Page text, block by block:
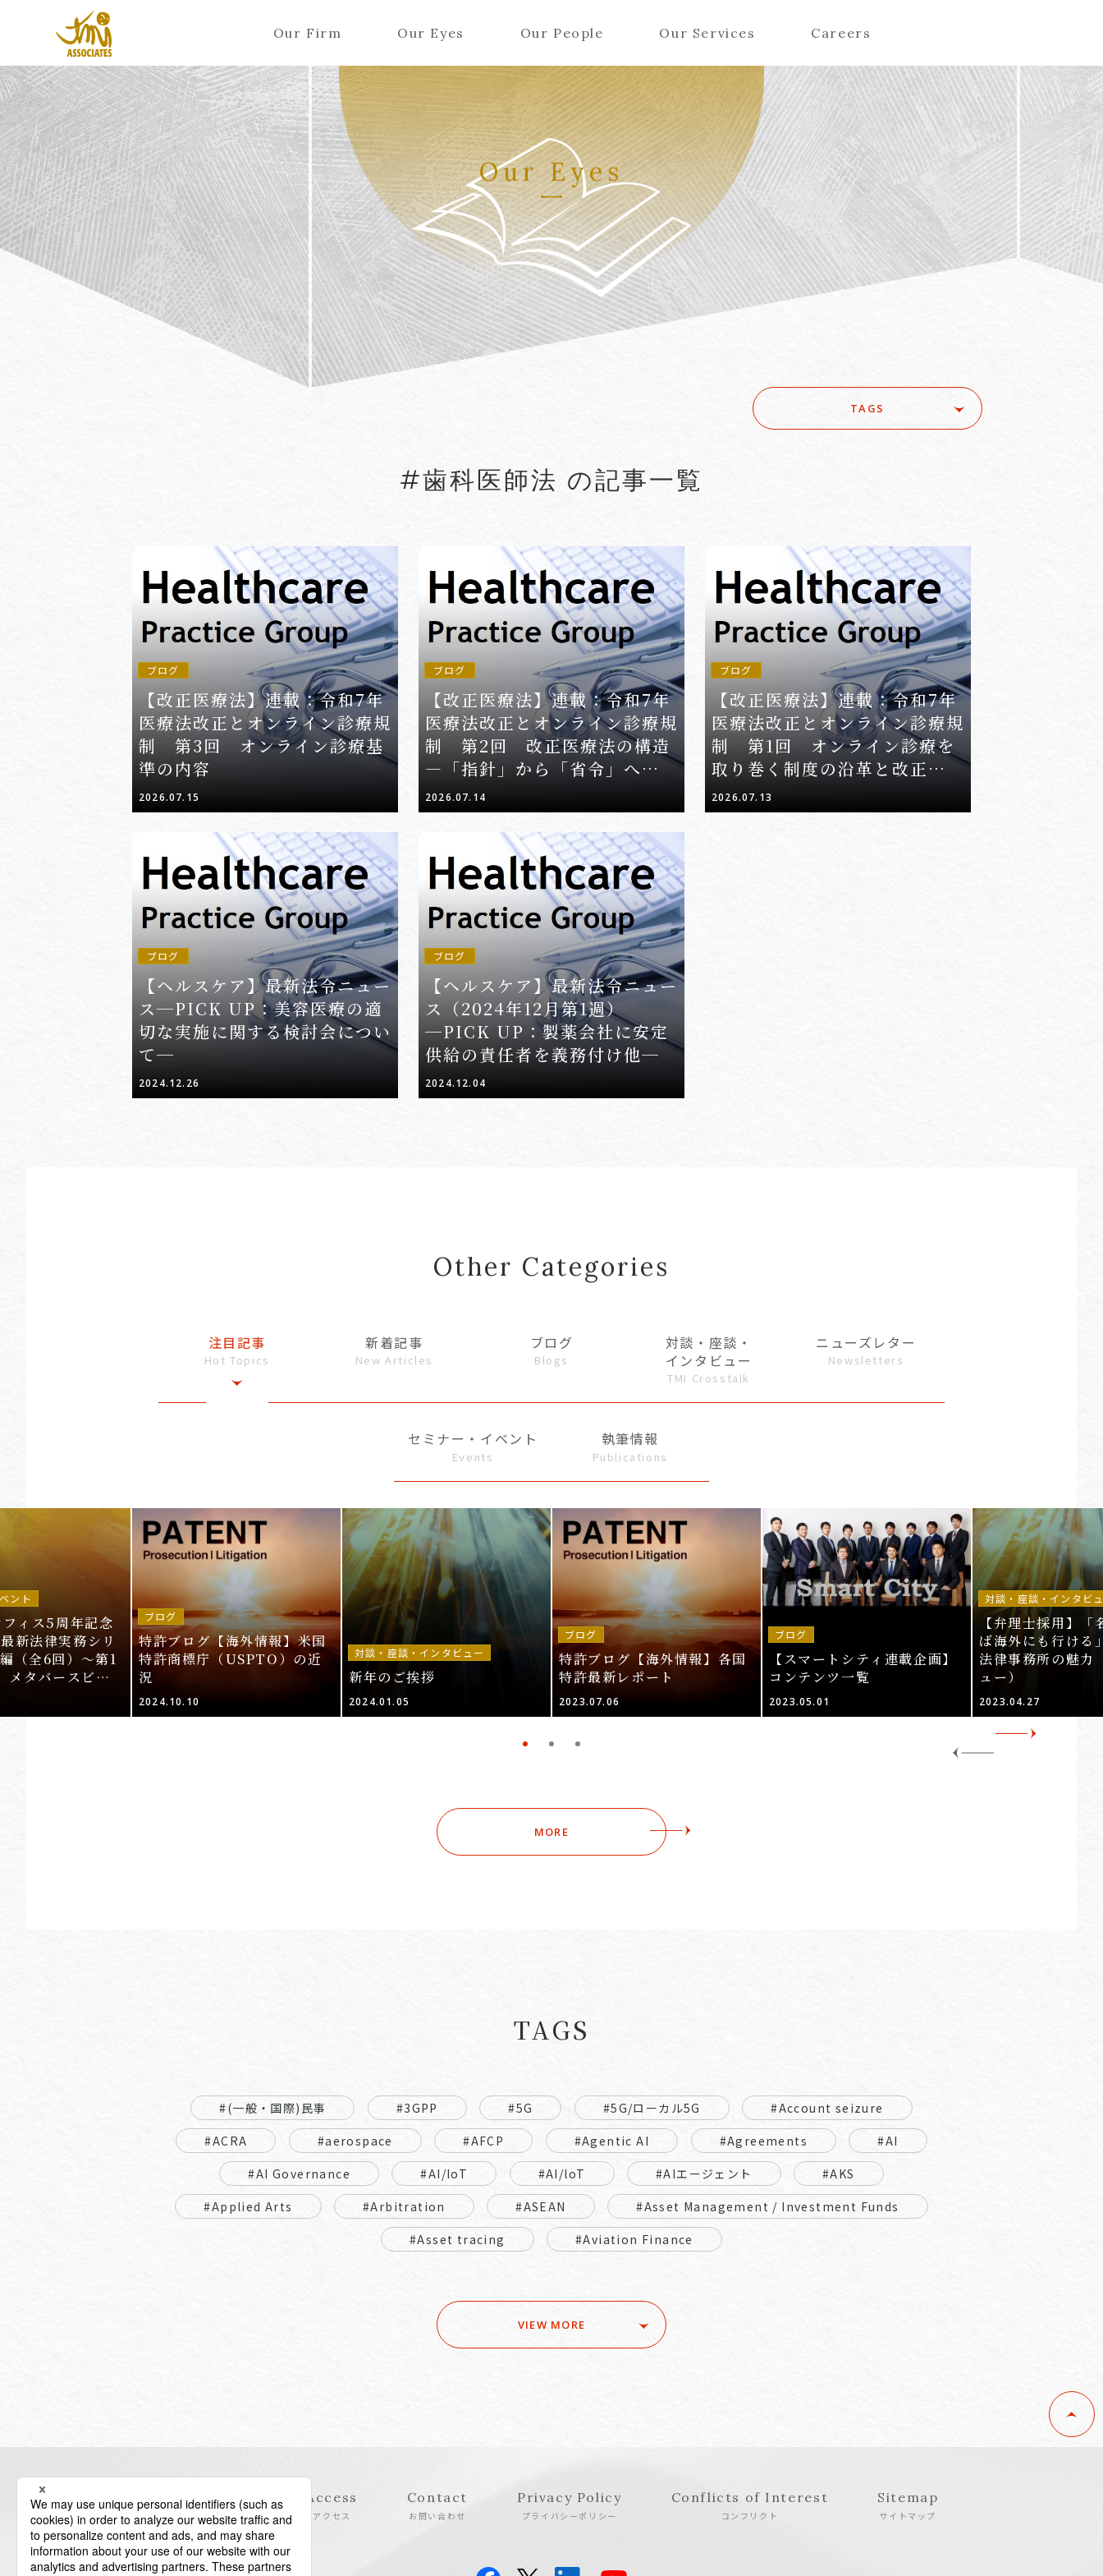
Our Firm Our Eyes Our People Our Services Careers
Our Eyes
TAGS
#Account seizure
#aerospace
#Applied Arts #Arbitration #ASEAN
VIEW MORE
#歯科医師法 の記事一覧
ブログ
【改正医療法】連載：令和7年
医療法改正とオンライン診療規
制 第3回 オンライン診療基
準の内容
2026.07.15
ブログ
【改正医療法】連載：令和7年
医療法改正とオンライン診療規
制 第2回 改正医療法の構造
―「指針」から「省令」へ、規
制の格上げ
2026.07.14
ブログ
【改正医療法】連載：令和7年
医療法改正とオンライン診療規
制 第1回 オンライン診療を
取り巻く制度の沿革と改正の経
緯
2026.07.13
ブログ
【ヘルスケア】最新法令ニュー
ス─PICK UP：美容医療の適
切な実施に関する検討会につい
て─
2024.12.26
ブログ
【ヘルスケア】最新法令ニュー
ス（2024年12月第1週）
─PICK UP：製薬会社に安定
供給の責任者を義務付け他─
2024.12.04
Other Categories
注目記事
Hot Topics
新着記事
New Articles
ブログ
Blogs
対談・座談・
インタビュー
TMI Crosstalk
ニューズレター
Newsletters
セミナー・イベント
Events
執筆情報
Publications
ント
ィス5周年記念
新法律実務シリ
（全6回）～第1
メタバースビジ
ブログ
特許ブログ【海外情報】米国
特許商標庁（USPTO）の近
況
2024.10.10
対談・座談・インタビュー
新年のご挨拶
2024.01.05
ブログ
特許ブログ【海外情報】各国
特許最新レポート
2023.07.06
ブログ
【スマートシティ連載企画】
コンテンツ一覧
2023.05.01
対談・座談・インタビ
【弁理士採用】「
ば海外にも行け
法律事務所の魅力
ュー）
2023.04.27
MORE
TAGS
#(一般・国際)民事 #3GPP #5G #5G/ローカル5G
#Account seizure
#ACRA
#aerospace #AFCP #Agentic AI #Agreements
#AI
#AI Governance
#AI/IoT #AI/loT #AIエージェント
#AKS
#Applied Arts
#Arbitration #ASEAN
#Asset Management / Investment Funds
#Asset tracing
#Aviation Finance
VIEW MORE
Information
インフォメーション
Access
アクセス
Contact
お問い合わせ
Privacy Policy
プライバシーポリシー
Conflicts of Interest
コンフリクト
Sitemap
サイトマップ